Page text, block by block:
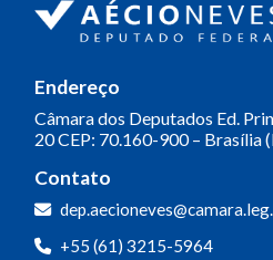
Endereço
Câmara dos Deputados Ed.
20CEP: 70.160-900 – Brasília
Contato
+55 (61) 3215-5964